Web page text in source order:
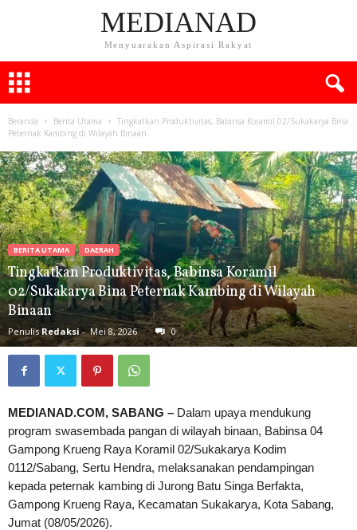
MEDIANAD
Menyuarakan Aspirasi Rakyat
Beranda Berita Utama
Tingkatkan Produktivitas, Babinsa Koramil 02/Sukakarya Bina
Peternak Kambing di Wilayah Binaan
BERITA UTAMA DAERAH
Tingkatkan Produktivitas, Babinsa Koramil
02/Sukakarya Bina Peternak Kambing di Wilayah
Binaan
Penulis Redaksi- Mei 8, 2026 0
MEDIANAD.COM, SABANG – Dalam upaya mendukung
program swasembada pangan di wilayah binaan, Babinsa 04
Gampong Krueng Raya Koramil 02/Sukakarya Kodim
0112/Sabang, Sertu Hendra, melaksanakan pendampingan
kepada peternak kambing di Jurong Batu Singa Berfakta,
Gampong Krueng Raya, Kecamatan Sukakarya, Kota Sabang,
Jumat (08/05/2026).